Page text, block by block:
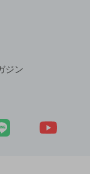
ジン